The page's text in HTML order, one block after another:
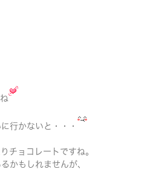
行かないと・・・
チョコレートですね。
かもしれませんが、